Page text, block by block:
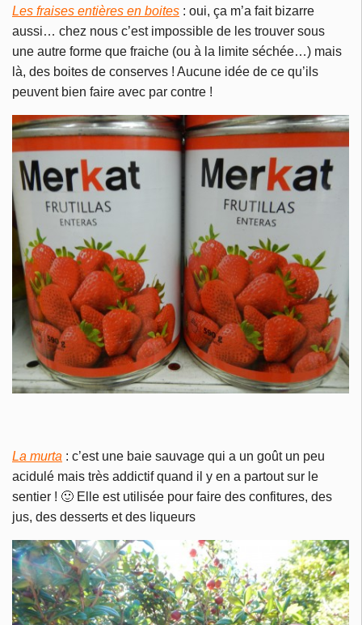
Les fraises entières en boites : oui, ça m’a fait bizarre
aussi… chez nous c’est impossible de les trouver sous
une autre forme que fraiche (ou à la limite séchée…) mais
là, des boites de conserves ! Aucune idée de ce qu’ils
peuvent bien faire avec par contre !
La murta : c’est une baie sauvage qui a un goût un peu
acidulé mais très addictif quand il y en a partout sur le
sentier ! 🙂 Elle est utilisée pour faire des confitures, des
jus, des desserts et des liqueurs